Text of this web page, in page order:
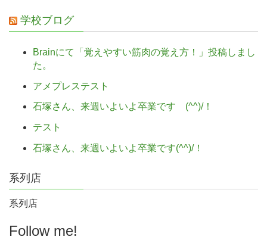
学校ブログ
Brainにて「覚えやすい筋肉の覚え方！」投稿しまし
た。
アメプレステスト
石塚さん、来週いよいよ卒業です (^^)/！
テスト
石塚さん、来週いよいよ卒業です(^^)/！
系列店
系列店
Follow me!